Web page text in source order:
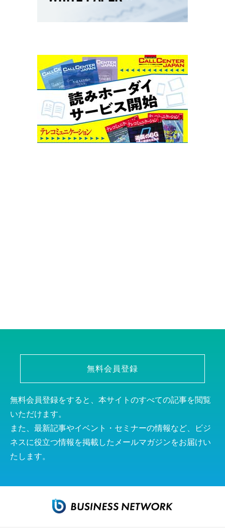
無料会員登録
無料会員登録をすると、本サイトのすべての記事を閲覧
いただけます。
また、最新記事やイベント・セミナーの情報など、ビジ
ネスに役立つ情報を掲載したメールマガジンをお届けい
たします。